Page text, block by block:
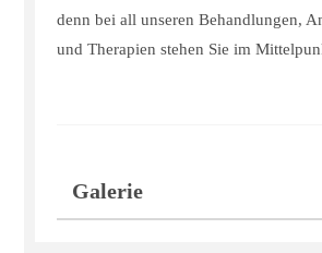
denn bei all unseren Behandlungen,
und Therapien stehen Sie im
Galerie